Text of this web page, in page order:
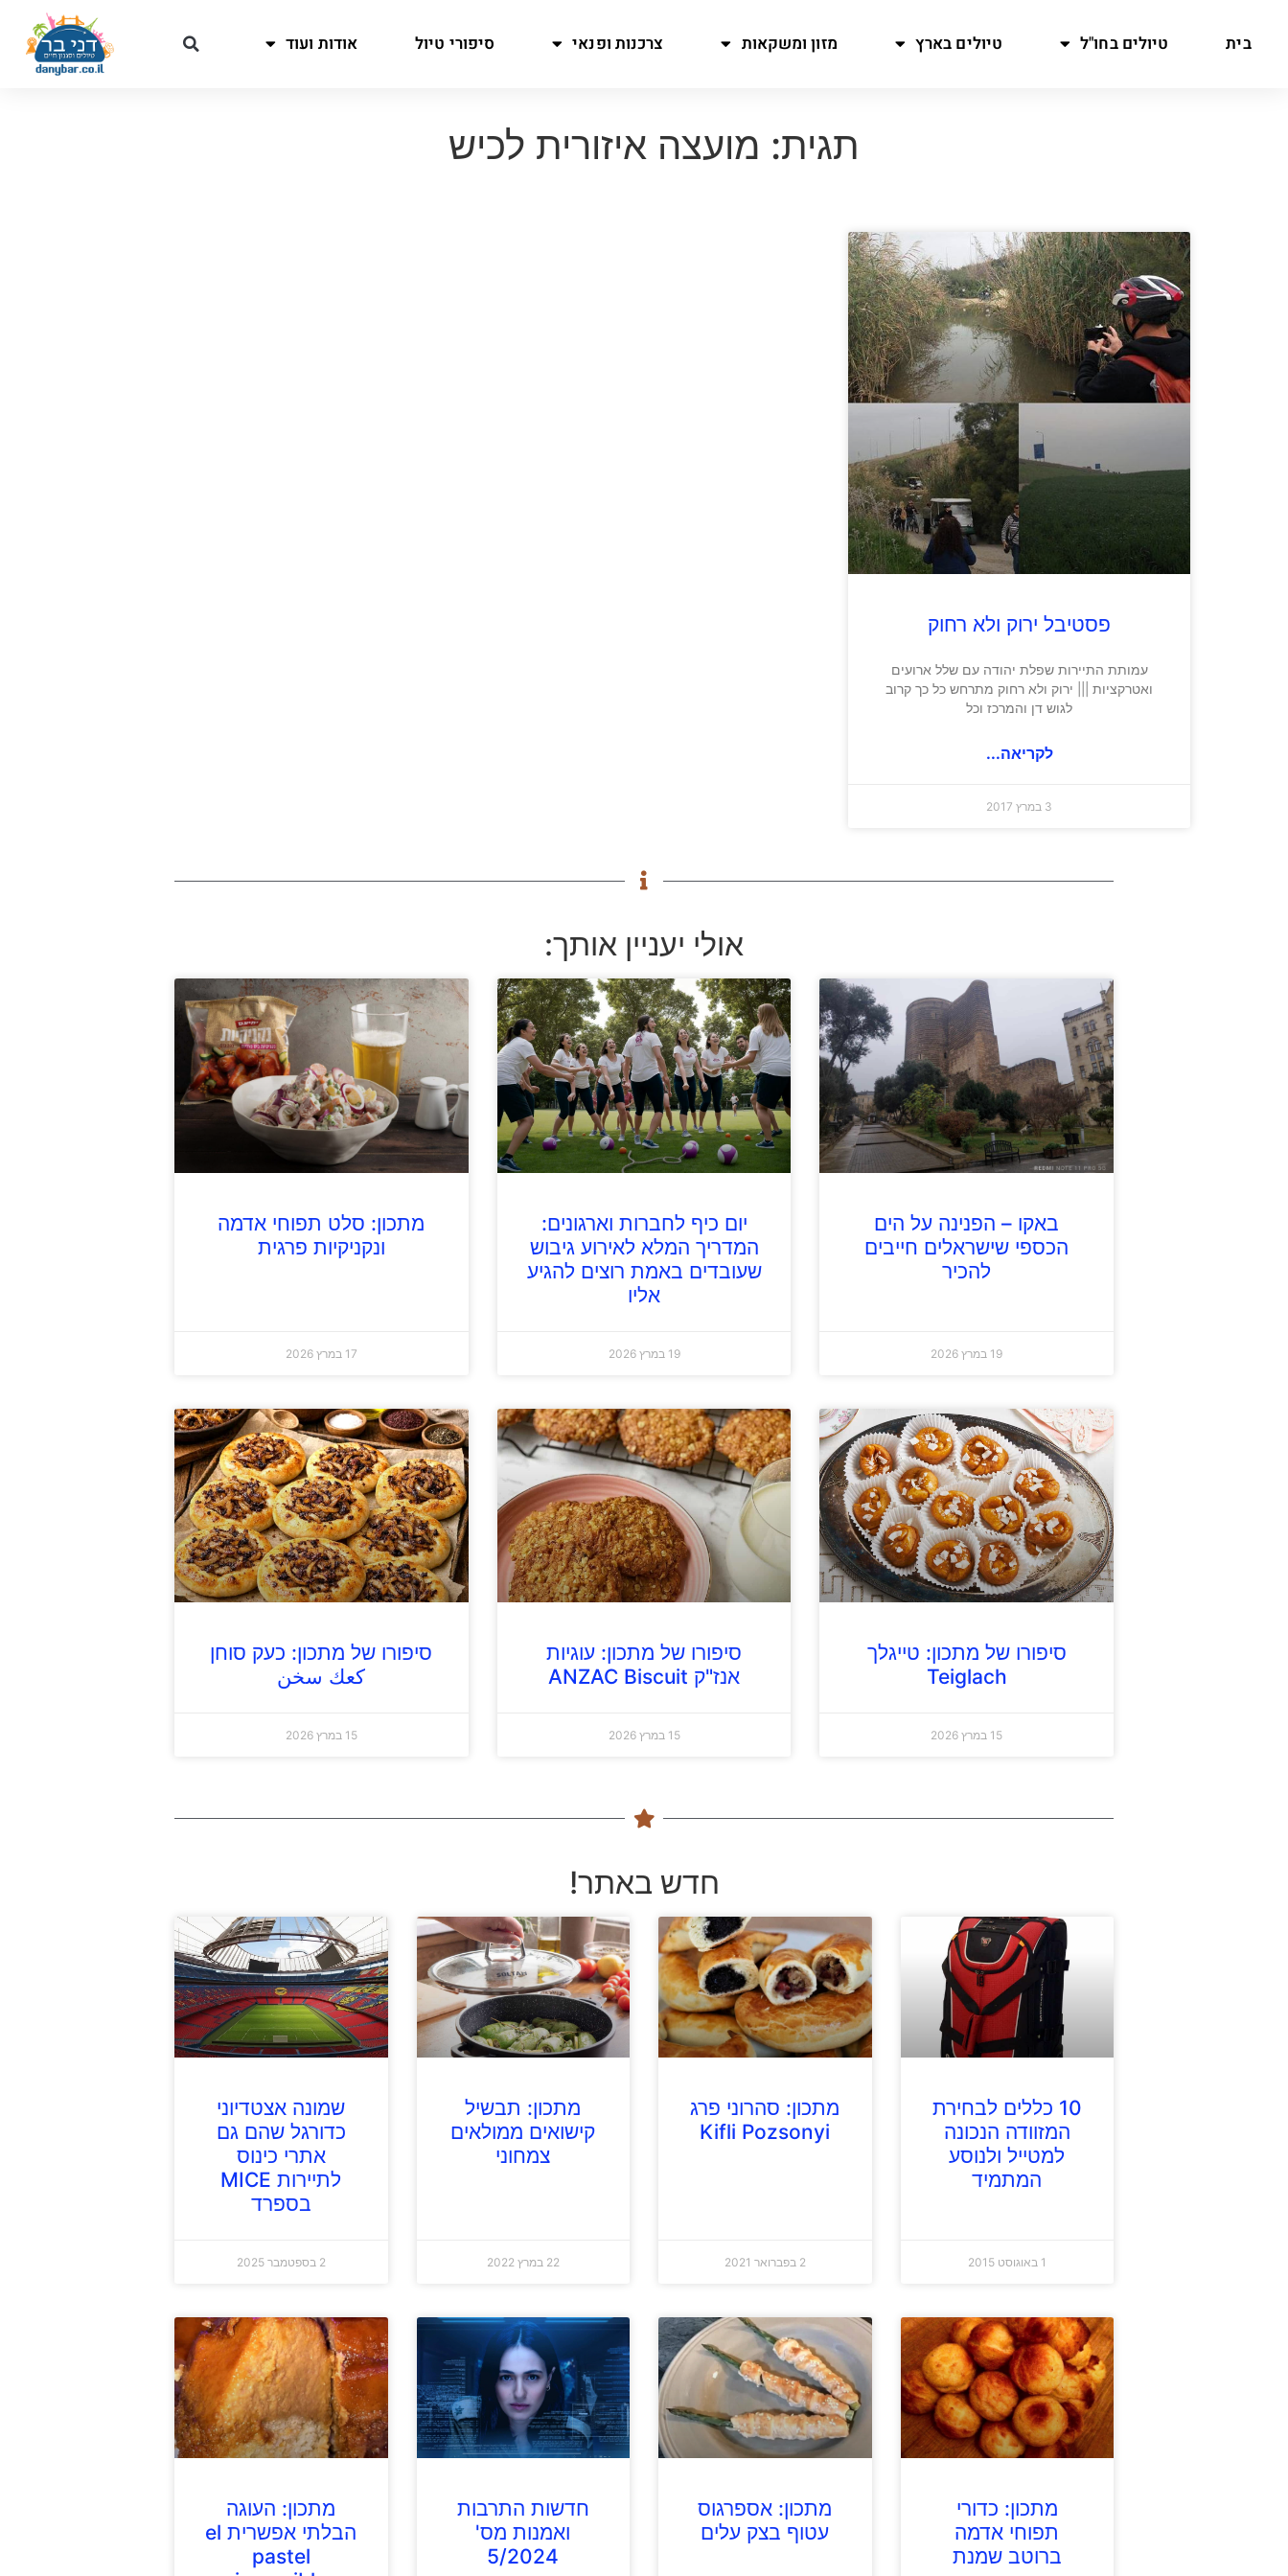
בית טיולים בחו"ל טיולים בארץ מזון ומשקאות צרכנות ופנאי סיפורי טיול אודות ועוד
תגית: מועצה איזורית לכיש
פסטיבל ירוק ולא רחוק
עמותת התיירות שפלת יהודה עם שלל ארועים
ואטרקציות ||| ירוק ולא רחוק מתרחש כל כך קרוב
לגוש דן והמרכז וכל
לקריאה...
3 במרץ 2017
אולי יעניין אותך:
באקו – הפנינה על הים
הכספי שישראלים חייבים
להכיר
19 במרץ 2026
יום כיף לחברות וארגונים:
המדריך המלא לאירוע גיבוש
שעובדים באמת רוצים להגיע
אליו
19 במרץ 2026
מתכון: סלט תפוחי אדמה
ונקניקיות פרגית
17 במרץ 2026
סיפורו של מתכון: טייגלך
Teiglach
15 במרץ 2026
סיפורו של מתכון: עוגיות
אנז"ק ANZAC Biscuit
15 במרץ 2026
סיפורו של מתכון: כעק סוחן
كعك سخن
15 במרץ 2026
חדש באתר!
10 כללים לבחירת
המזוודה הנכונה
למטייל ולנוסע
המתמיד
1 באוגוסט 2015
מתכון: סהרוני פרג
Kifli Pozsonyi
2 בפברואר 2021
מתכון: תבשיל
קישואים ממולאים
צמחוני
22 במרץ 2022
שמונה אצטדיוני
כדורגל שהם גם
אתרי כינוס
לתיירות MICE
בספרד
2 בספטמבר 2025
מתכון: כדורי
תפוחי אדמה
ברוטב שמנת
מתכון: אספרגוס
עטוף בצק עלים
חדשות התרבות
ואמנות מס'
5/2024
מתכון: העוגה
הבלתי אפשרית el
pastel